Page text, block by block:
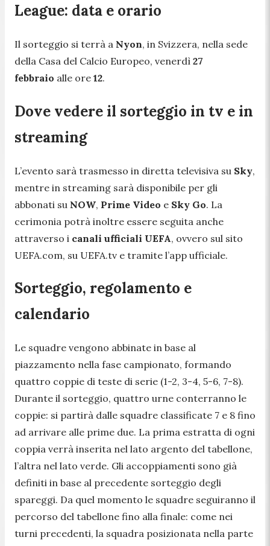
League: data e orario
Il sorteggio si terrà a Nyon, in Svizzera, nella sede
della Casa del Calcio Europeo, venerdì 27
febbraio alle ore 12.
Dove vedere il sorteggio in tv e in
streaming
L’evento sarà trasmesso in diretta televisiva su Sky,
mentre in streaming sarà disponibile per gli
abbonati su NOW, Prime Video e Sky Go. La
cerimonia potrà inoltre essere seguita anche
attraverso i canali ufficiali UEFA, ovvero sul sito
UEFA.com, su UEFA.tv e tramite l’app ufficiale.
Sorteggio, regolamento e
calendario
Le squadre vengono abbinate in base al
piazzamento nella fase campionato, formando
quattro coppie di teste di serie (1-2, 3-4, 5-6, 7-8).
Durante il sorteggio, quattro urne conterranno le
coppie: si partirà dalle squadre classificate 7 e 8 fino
ad arrivare alle prime due. La prima estratta di ogni
coppia verrà inserita nel lato argento del tabellone,
l’altra nel lato verde. Gli accoppiamenti sono già
definiti in base al precedente sorteggio degli
spareggi. Da quel momento le squadre seguiranno il
percorso del tabellone fino alla finale: come nei
turni precedenti, la squadra posizionata nella parte